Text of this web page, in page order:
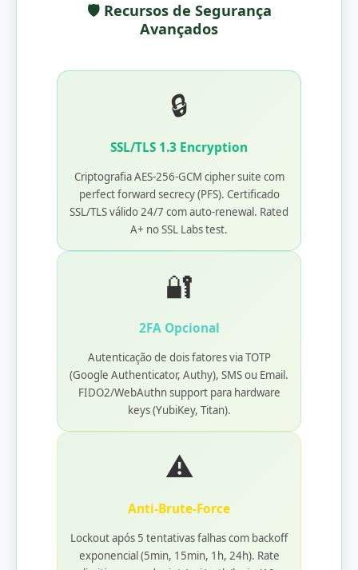
🛡️ Recursos de Segurança
Avançados
🔒
SSL/TLS 1.3 Encryption
Criptografia AES-256-GCM cipher suite com
perfect forward secrecy (PFS). Certificado
SSL/TLS válido 24/7 com auto-renewal. Rated
A+ no SSL Labs test.
🔐
2FA Opcional
Autenticação de dois fatores via TOTP
(Google Authenticator, Authy), SMS ou Email.
FIDO2/WebAuthn support para hardware
keys (YubiKey, Titan).
⚠️
Anti-Brute-Force
Lockout após 5 tentativas falhas com backoff
exponencial (5min, 15min, 1h, 24h). Rate